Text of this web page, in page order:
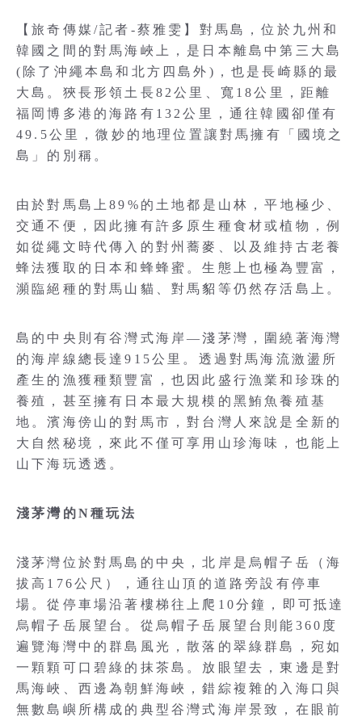
【旅奇傳媒/記者-蔡雅雯】對馬島，位於九州和
韓國之間的對馬海峽上，是日本離島中第三大島
(除了沖繩本島和北方四島外)，也是長崎縣的最
大島。狹長形領土長82公里、寬18公里，距離
福岡博多港的海路有132公里，通往韓國卻僅有
49.5公里，微妙的地理位置讓對馬擁有「國境之
島」的別稱。
由於對馬島上89%的土地都是山林，平地極少、
交通不便，因此擁有許多原生種食材或植物，例
如從繩文時代傳入的對州蕎麥、以及維持古老養
蜂法獲取的日本和蜂蜂蜜。生態上也極為豐富，
瀕臨絕種的對馬山貓、對馬貂等仍然存活島上。
島的中央則有谷灣式海岸—淺茅灣，圍繞著海灣
的海岸線總長達915公里。透過對馬海流激盪所
產生的漁獲種類豐富，也因此盛行漁業和珍珠的
養殖，甚至擁有日本最大規模的黑鮪魚養殖基
地。濱海傍山的對馬市，對台灣人來說是全新的
大自然秘境，來此不僅可享用山珍海味，也能上
山下海玩透透。
淺茅灣的N種玩法
淺茅灣位於對馬島的中央，北岸是烏帽子岳（海
拔高176公尺），通往山頂的道路旁設有停車
場。從停車場沿著樓梯往上爬10分鐘，即可抵達
烏帽子岳展望台。從烏帽子岳展望台則能360度
遍覽海灣中的群島風光，散落的翠綠群島，宛如
一顆顆可口碧綠的抹茶島。放眼望去，東邊是對
馬海峽、西邊為朝鮮海峽，錯綜複雜的入海口與
無數島嶼所構成的典型谷灣式海岸景致，在眼前